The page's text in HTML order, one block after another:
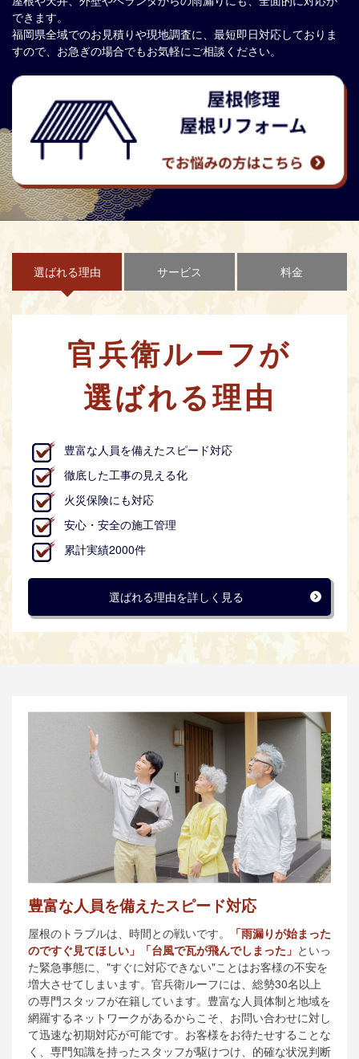
できます。
福岡県全域でのお見積りや現地調査に、最短即日対応しておりま
すので、お急ぎの場合でもお気軽にご相談ください。
選ばれる理由 サービス 料金
官兵衛ルーフが
選ばれる理由
豊富な人員を備えたスピード対応
徹底した工事の見える化
火災保険にも対応
安心・安全の施工管理
累計実績2000件
選ばれる理由を詳しく見る
豊富な人員を備えたスピード対応
屋根のトラブルは、時間との戦いです。
「雨漏りが始まった
のですぐ見てほしい」「台風で瓦が飛んでしまった」 といっ
た緊急事態に、"すぐに対応できない"ことはお客様の不安を
増大させてしまいます。官兵衛ルーフには、総勢30名以上
の専門スタッフが在籍しています。豊富な人員体制と地域を
網羅するネットワークがあるからこそ、お問い合わせに対し
て迅速な初期対応が可能です。お客様をお待たせすることな
く、専門知識を持ったスタッフが駆けつけ、的確な状況判断